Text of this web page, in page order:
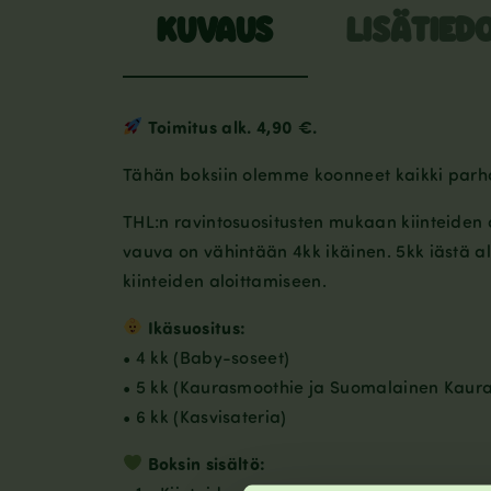
KUVAUS
Toimitus alk. 4,90 €.
Tähän boksiin olemme koonneet kaikki
THL:n ravintosuositusten mukaan
vauva on vähintään 4kk ikäinen. 5kk iästä
kiinteiden aloittamiseen.
Ikäsuositus:
• 4 kk (Baby-soseet)
• 5 kk (Kaurasmoothie ja Suomalainen
• 6 kk (Kasvisateria)
Boksin sisältö: